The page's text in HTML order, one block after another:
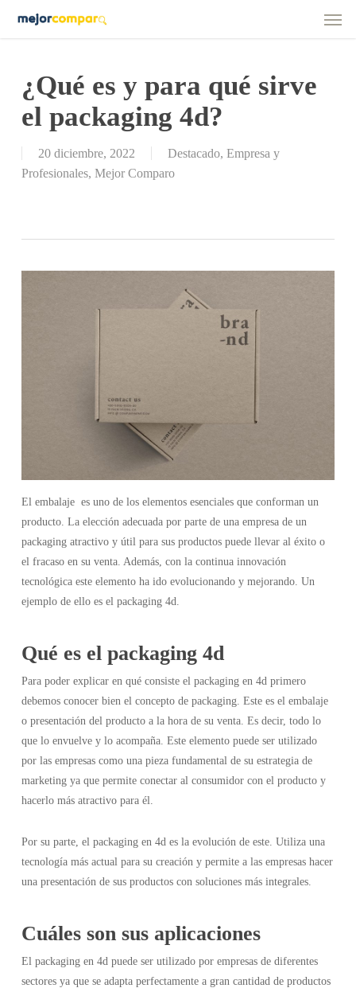
Menu
¿Qué es y para qué sirve
el packaging 4d?
20 diciembre, 2022 Destacado, Empresa y
Profesionales, Mejor Comparo
El embalaje es uno de los elementos esenciales que conforman un
producto. La elección adecuada por parte de una empresa de un
packaging atractivo y útil para sus productos puede llevar al éxito o
el fracaso en su venta. Además, con la continua innovación
tecnológica este elemento ha ido evolucionando y mejorando. Un
ejemplo de ello es el packaging 4d.
Qué es el packaging 4d
Para poder explicar en qué consiste el packaging en 4d primero
debemos conocer bien el concepto de packaging. Este es el embalaje
o presentación del producto a la hora de su venta. Es decir, todo lo
que lo envuelve y lo acompaña. Este elemento puede ser utilizado
por las empresas como una pieza fundamental de su estrategia de
marketing ya que permite conectar al consumidor con el producto y
hacerlo más atractivo para él.
Por su parte, el packaging en 4d es la evolución de este. Utiliza una
tecnología más actual para su creación y permite a las empresas hacer
una presentación de sus productos con soluciones más integrales.
Cuáles son sus aplicaciones
El packaging en 4d puede ser utilizado por empresas de diferentes
sectores ya que se adapta perfectamente a gran cantidad de productos